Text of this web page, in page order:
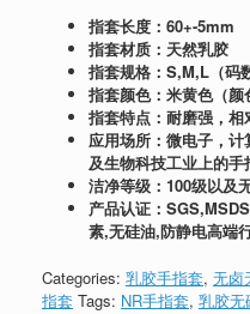
指套长度：60+-5mm
指套材质：天然乳胶
指套规格：S,M,L（码
指套颜色：米黄色（颜
指套特点：耐磨强，
应用场所：微电子，
及生物科技工业上的手
洁净等级：100级以及
产品认证：
素,无硅油,防静电高端
Categories: 乳胶手指套, 无卤
指套 Tags: NR手指套, 乳胶无